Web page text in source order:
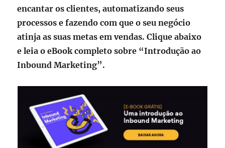
encantar os clientes, automatizando seus
processos e fazendo com que o seu negócio
atinja as suas metas em vendas. Clique abaixo
e leia o eBook completo sobre “Introdução ao
Inbound Marketing”.